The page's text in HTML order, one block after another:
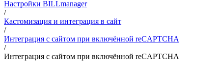
Настройки BILLmanager
/
Кастомизация и интеграция в сайт
/
Интеграция с сайтом при включённой reCAPTCHA
/
Интеграция с сайтом при включённой reCAPTCHA